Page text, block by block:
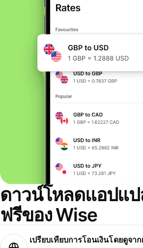
ดาวน์โหลดแอปแป
ฟรีของ Wise
เปรียบเทียบการโอนเงินโดยดูจา